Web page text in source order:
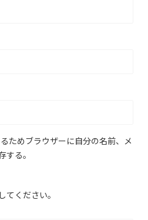
ためブラウザーに自分の名前、メ
る。
てください。